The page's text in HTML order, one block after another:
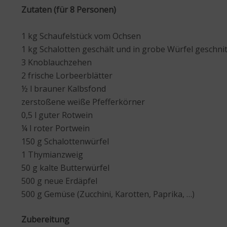
Zutaten (für 8 Personen)
1 kg Schaufelstück vom Ochsen
1 kg Schalotten geschält und in grobe Würfel
3 Knoblauchzehen
2 frische Lorbeerblätter
½ l brauner Kalbsfond
zerstoßene weiße Pfefferkörner
0,5 l guter Rotwein
¼ l roter Portwein
150 g Schalottenwürfel
1 Thymianzweig
50 g kalte Butterwürfel
500 g neue Erdäpfel
500 g Gemüse (Zucchini, Karotten, Paprika, …)
Zubereitung